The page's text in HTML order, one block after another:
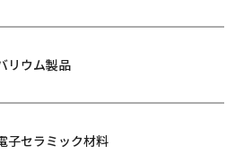
リウム製品
子セラミック材料